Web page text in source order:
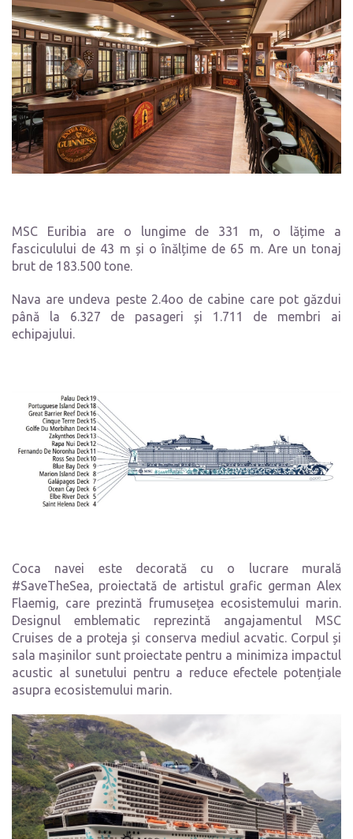
MSC Euribia are o lungime de 331 m, o lățime a
fasciculului de 43 m și o înălțime de 65 m. Are un tonaj
brut de 183.500 tone.
Nava are undeva peste 2.4oo de cabine care pot găzdui
până la 6.327 de pasageri și 1.711 de membri ai
echipajului.
Coca navei este decorată cu o lucrare murală
#SaveTheSea, proiectată de artistul grafic german Alex
Flaemig, care prezintă frumusețea ecosistemului marin.
Designul emblematic reprezintă angajamentul MSC
Cruises de a proteja și conserva mediul acvatic. Corpul și
sala mașinilor sunt proiectate pentru a minimiza impactul
acustic al sunetului pentru a reduce efectele potențiale
asupra ecosistemului marin.